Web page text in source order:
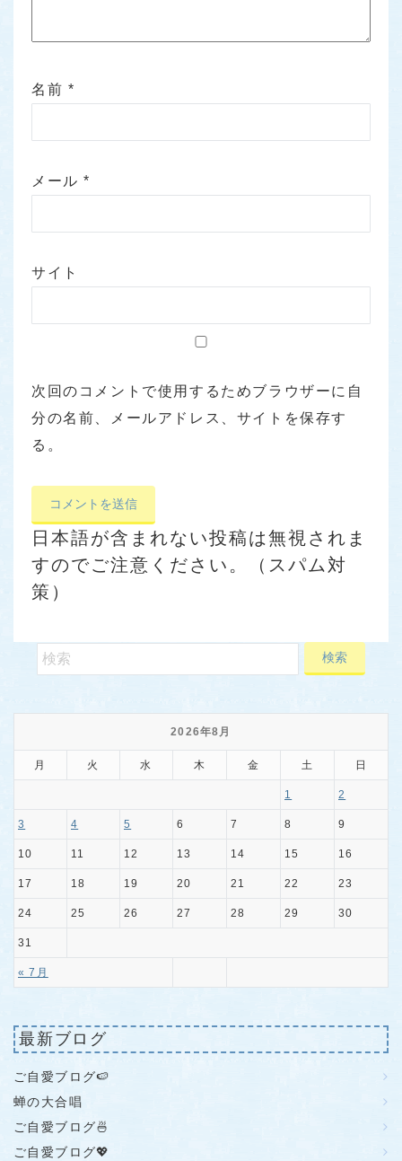
名前 *
メール*
サイト
次回のコメントで使用するためブラウザーに自
分の名前、メールアドレス、サイトを保存す
る。
日本語が含まれない投稿は無視されま
すのでご注意ください。（スパム対
策）
2026年8月
月 火 水 木 金 土 日
« 7月
1 2
3 4 5 6 7 8 9
10 11 12 13 14 15 16
17 18 19 20 21 22 23
24 25 26 27 28 29 30
31
最新ブログ
ご自愛ブログ🍉
蝉の大合唱
ご自愛ブログ🍜
ご自愛ブログ💖